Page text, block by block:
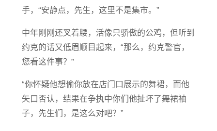
手，“安静点，先生，这里不是集市。”
中年刚刚还叉着腰，活像只骄傲的公鸡，但听到
约克的话又低眉顺目起来，“那么，约克警官，
您看这件事？”
“你怀疑他想偷你放在店门口展示的舞裙，而他
矢口否认，结果在争执中你们他扯坏了舞裙袖
子，先生们，是这么对吧？”